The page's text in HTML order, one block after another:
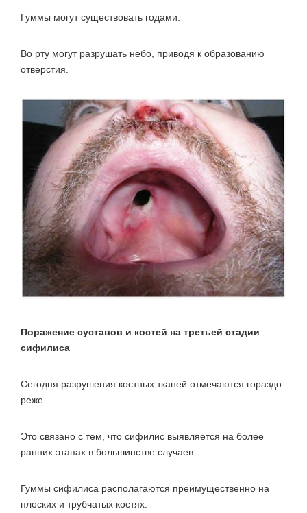
Гуммы могут существовать годами.
Во рту могут разрушать небо, приводя к образованию
отверстия.
Поражение суставов и костей на третьей стадии
сифилиса
Сегодня разрушения костных тканей отмечаются гораздо
реже.
Это связано с тем, что сифилис выявляется на более
ранних этапах в большинстве случаев.
Гуммы сифилиса располагаются преимущественно на
плоских и трубчатых костях.